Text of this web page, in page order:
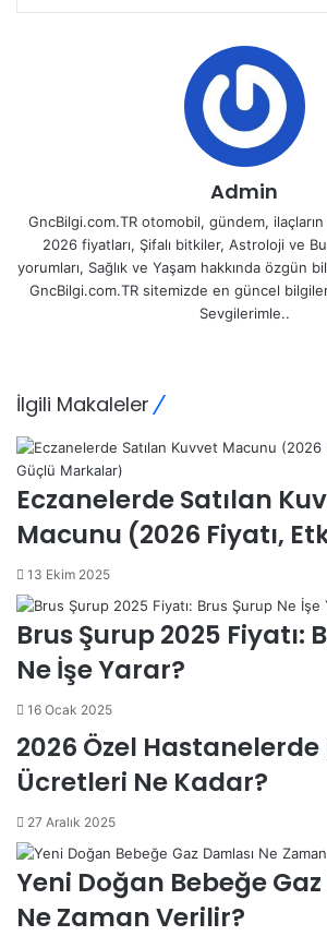
Admin
GncBilgi.com.TR otomobil, gündem,
2026 fiyatları, Şifalı bitkiler, Astroloji ve
yorumları, Sağlık ve Yaşam hakkında özgün
GncBilgi.com.TR sitemizde en güncel
Sevgilerimle..
İlgili Makaleler
Eczanelerde Satılan
Macunu (2026 Fiyatı,
13 Ekim 2025
Brus Şurup 2025 Fiyatı:
Ne İşe Yarar?
16 Ocak 2025
2026 Özel
Ücretleri Ne Kadar?
27 Aralık 2025
Yeni Doğan Bebeğe
Ne Zaman Verilir?